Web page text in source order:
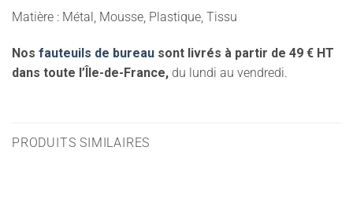
Matière : Métal, Mousse, Plastique, Tissu
Nos fauteuils de bureau sont livrés à partir de 49 € HT
dans toute l’Île-de-France, du lundi au vendredi.
PRODUITS SIMILAIRES